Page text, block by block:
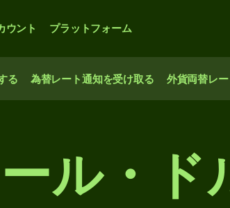
ウント プラットフォーム
る 為替レート通知を受け取る 外貨両替レ
ル・ド